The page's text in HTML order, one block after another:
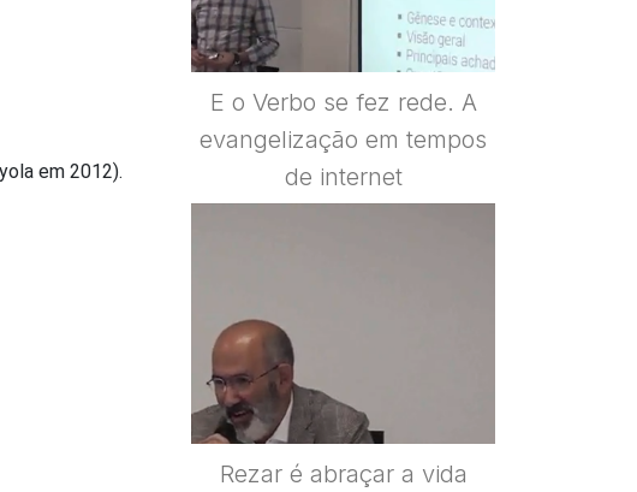
em 2012).
E o Verbo se fez rede. A
evangelização em tempos
de internet
Rezar é abraçar a vida